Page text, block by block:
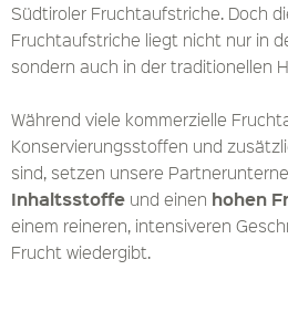
Südtiroler Fruchtaufstriche. Doch
Fruchtaufstriche liegt nicht nur in
sondern auch in der traditionellen
Während viele kommerzielle
Konservierungsstoffen und
sind, setzen unsere
Inhaltsstoffe und einen hohen
einem reineren, intensiveren
Frucht wiedergibt.